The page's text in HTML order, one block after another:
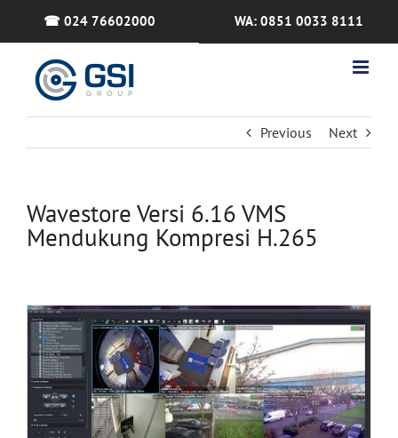
☎ 024 76602000 WA: 0851 0033 8111
Previous Next
Wavestore Versi 6.16 VMS
Mendukung Kompresi H.265